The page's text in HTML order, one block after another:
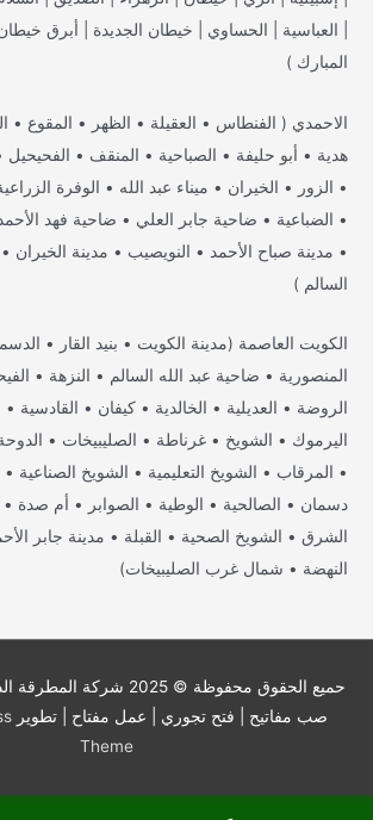
| العباسية | الحساوي | خيطان الجديدة | أبرق
المبارك )
الاحمدي ( الفنطاس • العقيلة • الظهر • المقوع •
هدية • أبو حليفة • الصباحية • المنقف • الفحيحيل
• الزور • الخيران • ميناء عبد الله • الوفرة
• الضباعية • ضاحية جابر العلي • ضاحية فهد
• مدينة صباح الأحمد • النويصيب • مدينة
السالم )
الكويت العاصمة (مدينة الكويت • بنيد القار •
المنصورية • ضاحية عبد الله السالم • النزهة •
الروضة • العديلية • الخالدية • كيفان •
اليرموك • الشويخ • غرناطة • الصليبيخات •
• المرقاب • الشويخ التعليمية • الشويخ الصناعية
دسمان • الصالحية • الوطية • الصوابر • أم صدة •
الشرق • الشويخ الصحية • القبلة • مدينة جابر
النهضة • شمال غرب الصليبيخات)
حميع الحقوق محفوظة © 2025
شركة المطرقة
صب مفاتيح | فتح تجوري | عمل مفتاح | تطوير
Theme